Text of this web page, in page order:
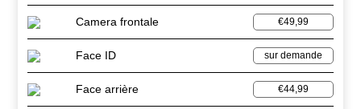
Camera frontale €49,99
Face ID sur demande
Face arrière €44,99